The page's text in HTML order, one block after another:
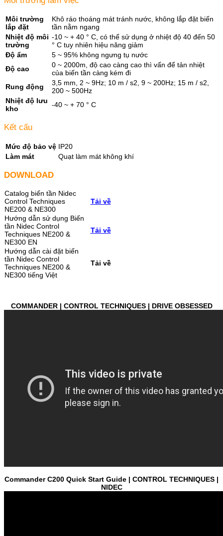
Môi trường
lắp đặt
Khô ráo thoáng mát tránh nước, không lắp đặt biến
tần nằm ngang
Nhiệt độ môi
trường
-10 ~ + 40 ° C, có thể sử dụng ở nhiệt độ 40 đến 50
° C tuy nhiên hiệu năng giảm
Độ ẩm
5 ~ 95% không ngưng tụ nước
Độ cao
0 ~ 2000m, độ cao càng cao thì vấn để tản nhiệt
của biến tần càng kém đi
Rung động
3,5 mm, 2 ~ 9Hz; 10 m / s2, 9 ~ 200Hz; 15 m / s2,
200 ~ 500Hz
Nhiệt độ lưu
kho
-40 ~ + 70 ° C
Kết cấu
Mức độ bảo vệ IP20
Làm mát
Quạt làm mát không khí
DOWNLOAD
Catalog biến tần Nidec
Control Techniques
NE200 & NE300
Tải về
Hướng dẫn sử dụng Biến
tần Nidec Control
Techniques NE200 &
NE300 EN
Tải về
Hướng dẫn cài đặt biến
tần Nidec Control
Techniques NE200 &
NE300 tiếng Việt
Tải về
COMMANDER | CONTROL TECHNIQUES | DRIVE OBSESSED
Commander C200 Quick Start Guide | CONTROL TECHNIQUES |
NIDEC